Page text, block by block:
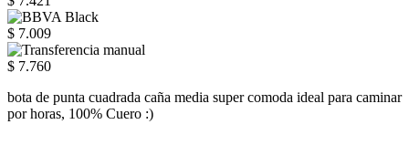
$ 7.009
$ 7.760
bota de punta cuadrada caña media super comoda ideal para caminar
por horas, 100% Cuero :)